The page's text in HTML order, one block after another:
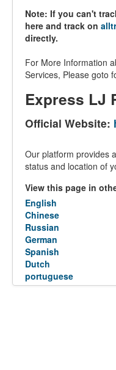
Note: If you can't
here and track on
directly.
For More Information
Services, Please goto
Express LJ
Official Website:
Our platform provides
status and location of
View this page in
English
Chinese
Russian
German
Spanish
Dutch
portuguese